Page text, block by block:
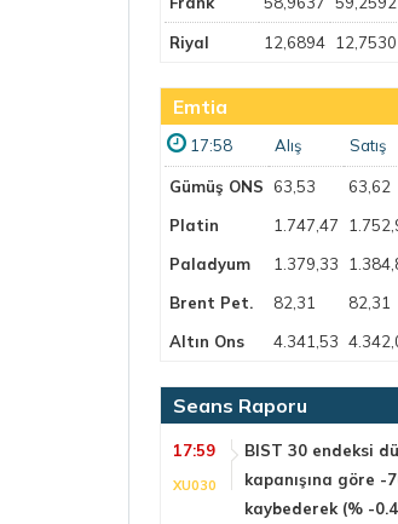
Riyal 12,6894 12,7530
Emtia
17:58 Alış Satış
Gümüş ONS 63,53 63,62
Platin
1.747,47
Paladyum
1.379,33
Brent Pet.
82,31 82,31
Altın Ons
4.341,53
Seans Raporu
17:59
XU030
BIST 30 endeksi
kapanışına göre -
kaybederek (% -